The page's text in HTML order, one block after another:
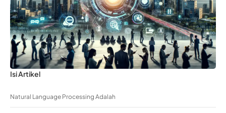
Isi Artikel
Natural Language Processing Adalah